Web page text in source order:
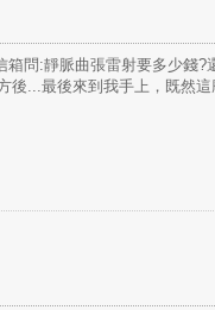
箱問:靜脈曲張雷射要多少錢?
後...最後來到我手上，既然這